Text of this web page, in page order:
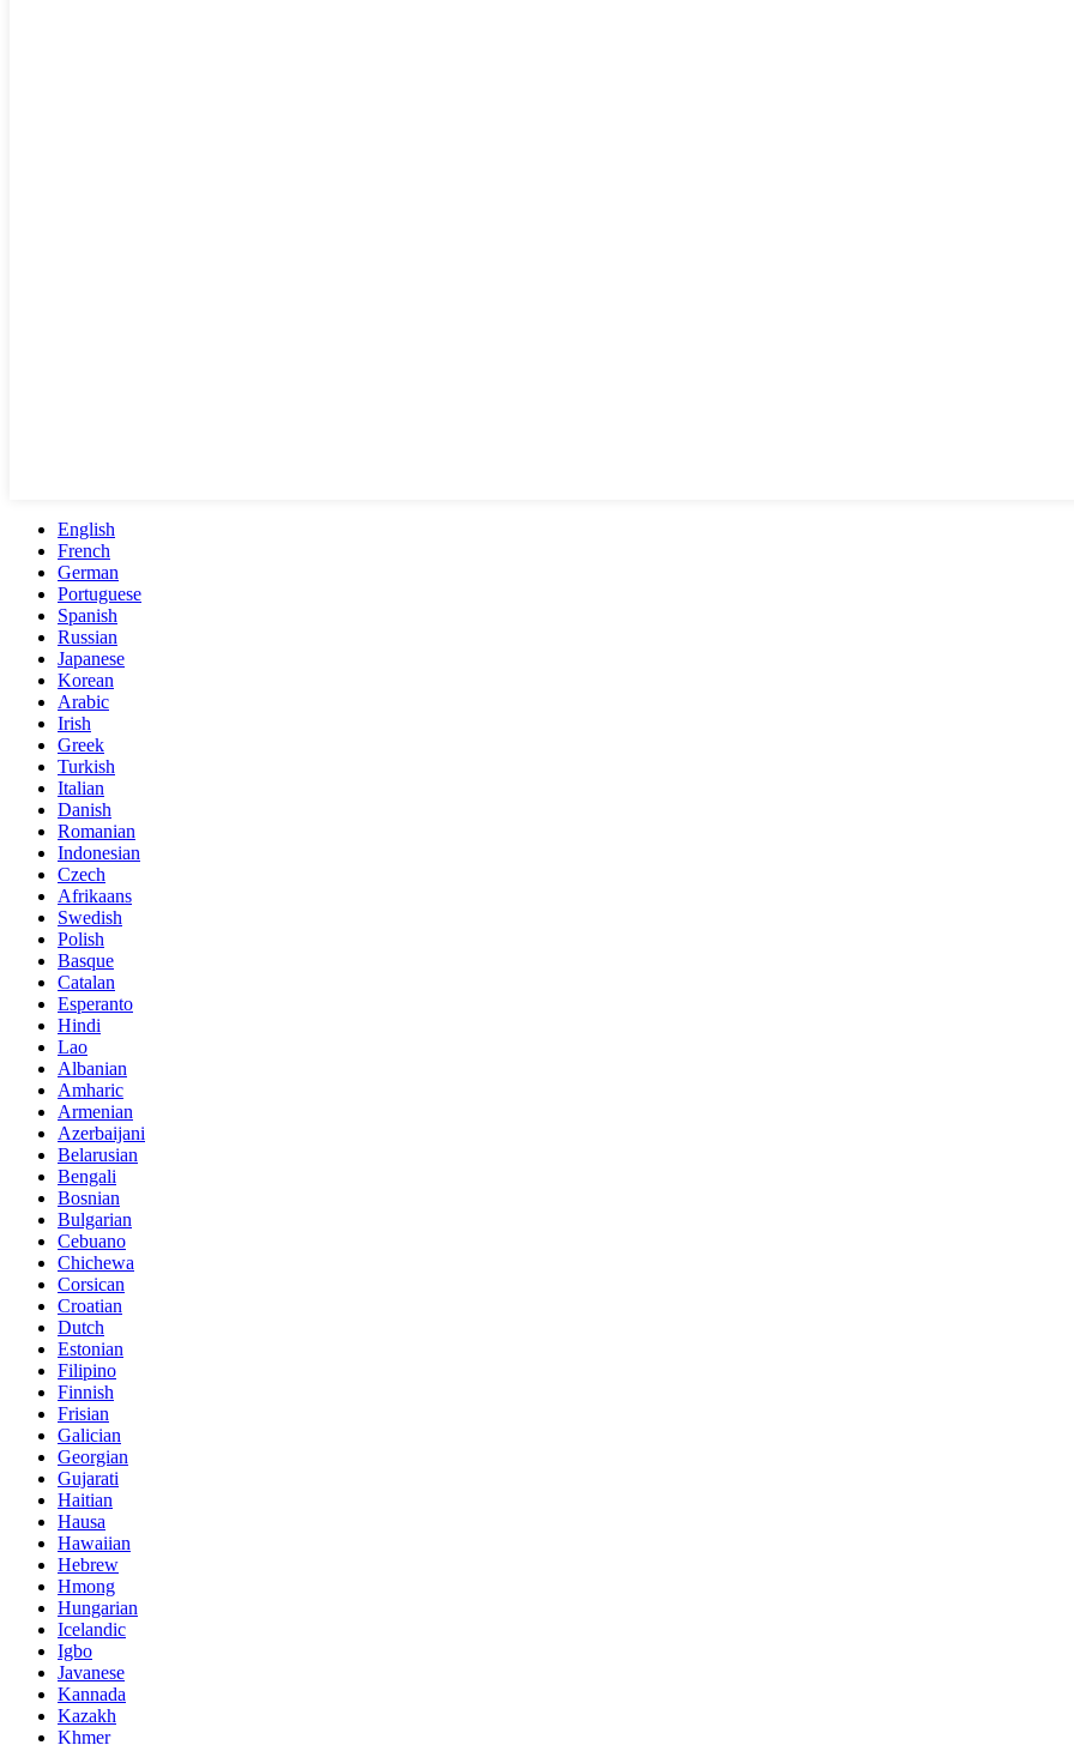
English
French
German
Portuguese
Spanish
Russian
Japanese
Korean
Arabic
Irish
Greek
Turkish
Italian
Danish
Romanian
Indonesian
Czech
Afrikaans
Swedish
Polish
Basque
Catalan
Esperanto
Hindi
Lao
Albanian
Amharic
Armenian
Azerbaijani
Belarusian
Bengali
Bosnian
Bulgarian
Cebuano
Chichewa
Corsican
Croatian
Dutch
Estonian
Filipino
Finnish
Frisian
Galician
Georgian
Gujarati
Haitian
Hausa
Hawaiian
Hebrew
Hmong
Hungarian
Icelandic
Igbo
Javanese
Kannada
Kazakh
Khmer